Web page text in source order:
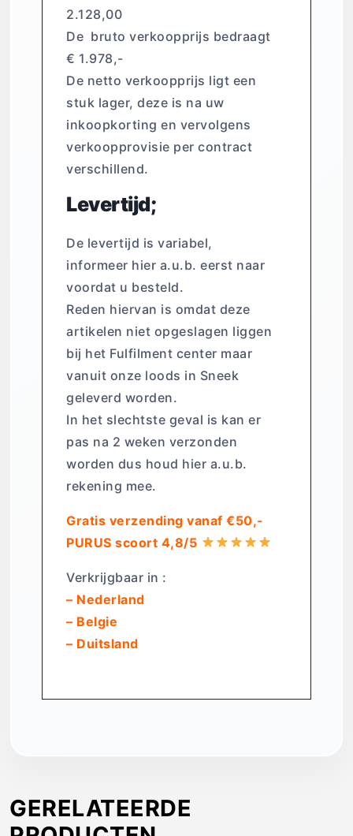
2.128,00
De bruto verkoopprijs bedraagt
€ 1.978,-
De netto verkoopprijs ligt een
stuk lager, deze is na uw
inkoopkorting en vervolgens
verkoopprovisie per contract
verschillend.
Levertijd;
De levertijd is variabel,
informeer hier a.u.b. eerst naar
voordat u besteld.
Reden hiervan is omdat deze
artikelen niet opgeslagen liggen
bij het Fulfilment center maar
vanuit onze loods in Sneek
geleverd worden.
In het slechtste geval is kan er
pas na 2 weken verzonden
worden dus houd hier a.u.b.
rekening mee.
Gratis verzending vanaf €50,-
PURUS scoort 4,8/5
Verkrijgbaar in :
– Nederland
– Belgie
– Duitsland
GERELATEERDE